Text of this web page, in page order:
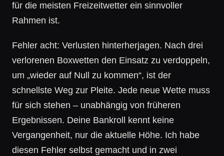
für die meisten Freizeitwetter ein sinnvoller
Rahmen ist.
Fehler acht: Verlusten hinterherjagen. Nach drei
verlorenen Boxwetten den Einsatz zu verdoppeln,
um „wieder auf Null zu kommen“, ist der
schnellste Weg zur Pleite. Jede neue Wette muss
für sich stehen – unabhängig von früheren
Ergebnissen. Deine Bankroll kennt keine
Vergangenheit, nur die aktuelle Höhe. Ich habe
diesen Fehler selbst gemacht und in zwei